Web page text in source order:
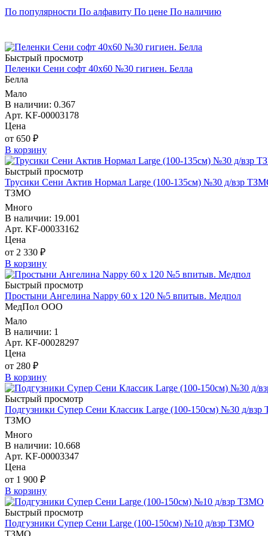
По популярности По алфавиту По цене По наличию
Быстрый просмотр
Пеленки Сени софт 40х60 №30 гигиен. Белла
Белла
Мало
В наличии: 0.367
Арт. KF-00003178
Цена
от 650 ₽
В корзину
Быстрый просмотр
Трусики Сени Актив Нормал Large (100-135см) №30 д/взр
ТЗМО
Много
В наличии: 19.001
Арт. KF-00033162
Цена
от 2 330 ₽
В корзину
Быстрый просмотр
Простыни Ангелина Nappy 60 х 120 №5 впитыв. Медпол
МедПол ООО
Мало
В наличии: 1
Арт. KF-00028297
Цена
от 280 ₽
В корзину
Быстрый просмотр
Подгузники Супер Сени Классик Large (100-150см) №30 д/
ТЗМО
Много
В наличии: 10.668
Арт. KF-00003347
Цена
от 1 900 ₽
В корзину
Быстрый просмотр
Подгузники Супер Сени Large (100-150см) №10 д/взр ТЗМО